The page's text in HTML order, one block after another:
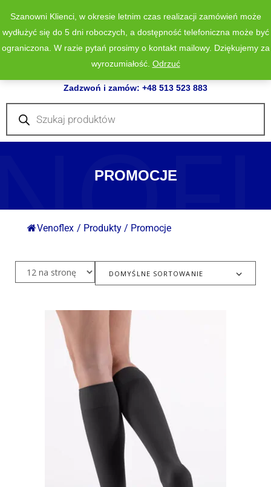
Zadzwoń i zamów: +48 513 523 883
Wyszukiwarka
produktów
PROMOCJE
Venoflex / Produkty / Promocje
DOMYŚLNE SORTOWANIE
Szanowni Klienci, w okresie letnim czas realizacji zamówień może
wydłużyć się do 5 dni roboczych, a dostępność telefoniczna może być
ograniczona. W razie pytań prosimy o kontakt mailowy. Dziękujemy za
wyrozumiałość. Odrzuć